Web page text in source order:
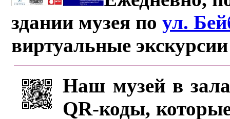
здании музея поул.
виртуальные
Наш музей в
QR-коды,